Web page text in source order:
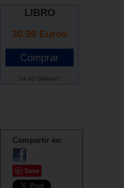
LIBRO
30.99 Euros
34.40 Dólares*
Compartir en:
Save